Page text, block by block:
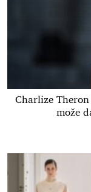
Charlize
može